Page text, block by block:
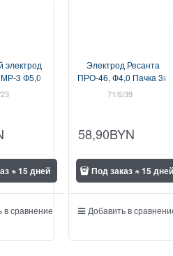
электрод
3 Ф5,0
кг
≈ 15 дней
в сравнение
Электрод Ресанта
ПРО-46, Ф4,0 Пачка 3кг
71/6/39
58,90BYN
Под заказ ≈ 15 дней
Добавить в